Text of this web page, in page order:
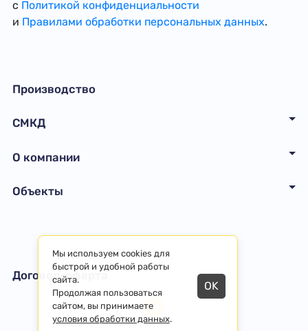
с Политикой конфиденциальности
и Правилами обработки персональных данных.
Производство
СМКД
О компании
Объекты
Договор-оферта
Мы используем cookies для
быстрой и удобной работы
сайта.
Продолжая пользоваться
сайтом, вы принимаете
условия обработки данных.
OK